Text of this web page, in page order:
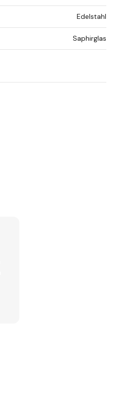
Edelstahl
Saphirglas